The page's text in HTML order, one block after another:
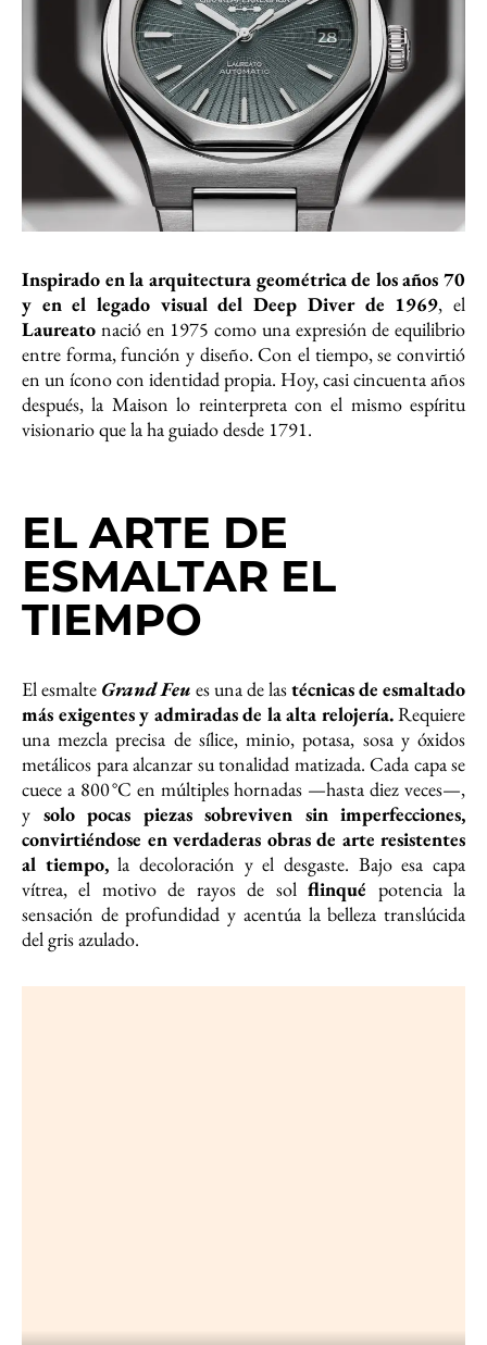
Inspirado en la arquitectura geométrica de los años 70
y en el legado visual del Deep Diver de 1969, el
Laureato nació en 1975 como una expresión de equilibrio
entre forma, función y diseño. Con el tiempo, se convirtió
en un ícono con identidad propia. Hoy, casi cincuenta años
después, la Maison lo reinterpreta con el mismo espíritu
visionario que la ha guiado desde 1791.
EL ARTE DE
ESMALTAR EL
TIEMPO
El esmalte Grand Feu es una de lastécnicas de esmaltado
más exigentes y admiradas de la alta relojería.Requiere
una mezcla precisa de sílice, minio, potasa, sosa y óxidos
metálicos para alcanzar su tonalidad matizada. Cada capa se
cuece a 800 °C en múltiples hornadas —hasta diez veces—,
y solo pocas piezas sobreviven sin imperfecciones,
convirtiéndose en verdaderas obras de arte resistentes
al tiempo,la decoloración y el desgaste. Bajo esa capa
vítrea, el motivo de rayos de solflinqué potencia la
sensación de profundidad y acentúa la belleza translúcida
del gris azulado.